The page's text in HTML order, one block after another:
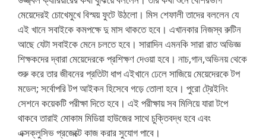
মেয়েদেরই চোখেমুখে বিস্ময় ফুটে উঠলো। মিস শেফালী তাদের বললেন যে
এই খানে সবাইকে কমপক্ষে দু মাস থাকতে হবে। এখানকার নিজস্ব রুটিন
আছে যেটা সবাইকে মেনে চলতে হবে। সারাদিন এমনকি সারা রাত অভিজ্ঞ
শিক্ষকদের দ্বারা মেয়েদেরকে প্রশিক্ষণ দেওয়া হবে। নাচ,গান,অভিনয় থেকে
শুরু করে তার জীবনের প্রতিটা ধাপ এইখানে ঢেলে সাজিয়ে মেয়েদেরকে টপ
মডেল; সর্বোপরি টপ আইকন হিসেবে গড়ে তোলা হবে। পুরো ট্রেইনিং
সেশনে কয়েকটি পরীক্ষা দিতে হবে। এই পরীক্ষায় সব মিলিয়ে যারা টপে
থাকবে তারাই মোকাম মিডিয়া হাউজের সাথে চুক্তিবদ্ধ হবে এবং
এক্সক্লুসিভ প্রজেক্টে কাজ করার সুযোগ পাবে।